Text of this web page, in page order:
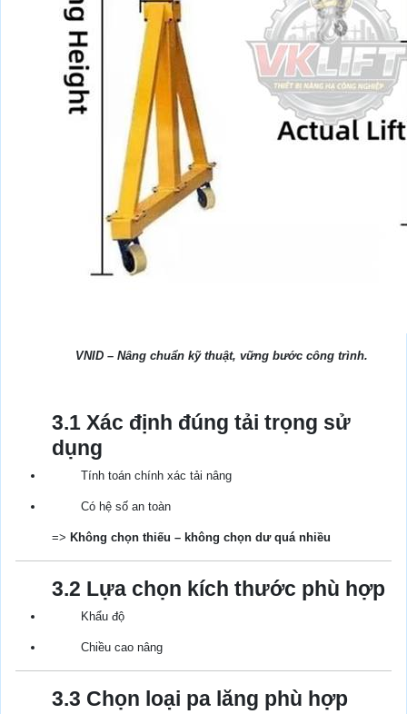
VNID – Nâng chuẩn kỹ thuật, vững bước công trình.
3.1 Xác định đúng tải trọng sử
dụng
Tính toán chính xác tải nâng
Có hệ số an toàn
=> Không chọn thiếu – không chọn dư quá nhiều
3.2 Lựa chọn kích thước phù hợp
Khẩu độ
Chiều cao nâng
3.3 Chọn loại pa lăng phù hợp